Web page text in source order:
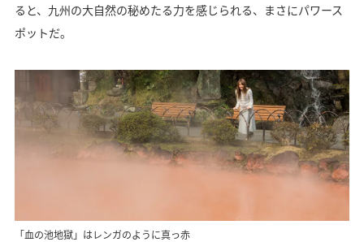
ると、九州の大自然の秘めたる力を感じられる、まさにパワース
ポットだ。
「血の池地獄」はレンガのように真っ赤